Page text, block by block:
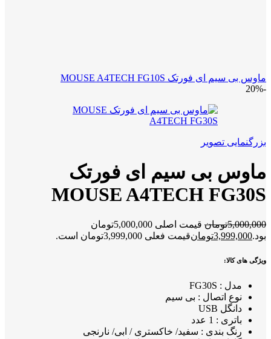
ماوس بی سیم ای فورتک MOUSE A4TECH FG10S
-20%
بزرگنمایی تصویر
ماوس بی سیم ای فورتک
MOUSE A4TECH FG30S
5,000,000تومان
قیمت اصلی 5,000,000تومان
بود.3,999,000تومانقیمت فعلی 3,999,000تومان است.
ویژگی های کالا:
مدل : FG30S
نوع اتصال : بی سیم
دانگل USB
باتری : 1 عدد
رنگ بندی : سفید/ خاکستری / ابی/ نارنجی